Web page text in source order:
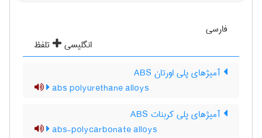
فارسی
انگلیسی
تلفظ
آمیژهای پلی اورتان ABS
abs polyurethane alloys
آمیژهای پلی کربنات ABS
abs-polycarbonate alloys